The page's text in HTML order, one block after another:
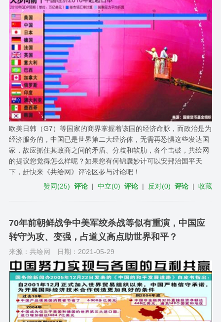
欧美日韩（G7）等国家的商界掌握着该国的经济命脉，而政治是为
经济服务的，中国已是世界第二大经济体，无需再恐惧这些发达国
家，故应抓住其政商之间的矛盾、分歧和软肋，各个击破，共绘网
的提议您觉得怎么样呢？如果您有何锦囊妙计可以安邦治国平天
下，赶快来《共绘网》评论区参与讨论吧！
赞同(25) 评论 |中立(0) 评论 | 反对(0) 评论 |收藏
70年前朝鲜战争中美军绞杀战等似有重演，中国应
转守为攻、变强，占道义高点助世界和平？
来源：共绘网 日期：2021-05-29